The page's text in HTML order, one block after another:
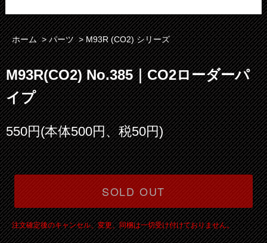
ホーム >パーツ >M93R (CO2) シリーズ
M93R(CO2) No.385｜CO2ローダーパ
イプ
550円(本体500円、税50円)
SOLD OUT
注文確定後のキャンセル、変更、同梱は一切受け付けておりません。